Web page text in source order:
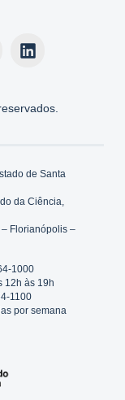
de Santa
da Ciência,
Florianópolis –
1000
12h às 19h
1100
por semana